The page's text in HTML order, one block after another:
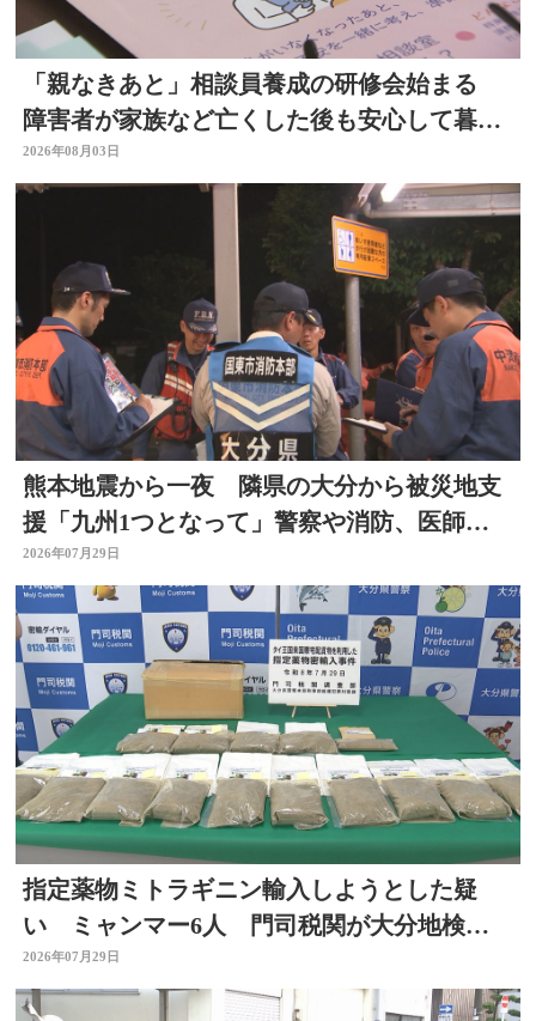
「親なきあと」相談員養成の研修会始まる
障害者が家族など亡くした後も安心して暮ら
せるように 大分
2026年08月03日
熊本地震から一夜 隣県の大分から被災地支
援「九州1つとなって」警察や消防、医師、
看護師、水道局など
2026年07月29日
指定薬物ミトラギニン輸入しようとした疑
い ミャンマー6人 門司税関が大分地検に
告発 大分
2026年07月29日